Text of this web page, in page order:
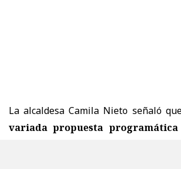
La alcaldesa Camila Nieto señaló
variada propuesta